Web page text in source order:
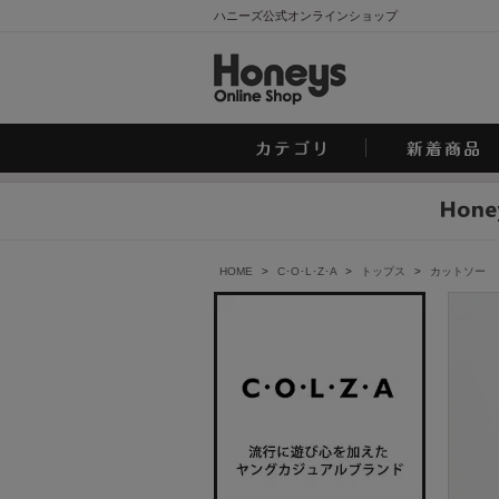
ハニーズ公式オンラインショップ
HOME > C･O･L･Z･A > トップス > カットソー